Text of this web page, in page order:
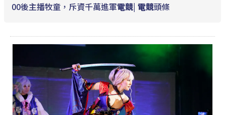
00後主播牧童，斥資千萬進軍電競| 電競頭條